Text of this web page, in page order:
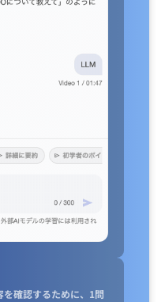
確認するために、1問